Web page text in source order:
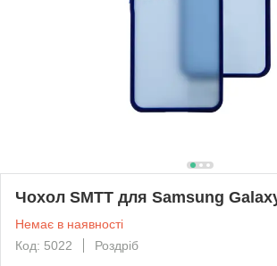
Чохол SMTT для Samsung
Немає в наявності
Код: 5022
Роздріб